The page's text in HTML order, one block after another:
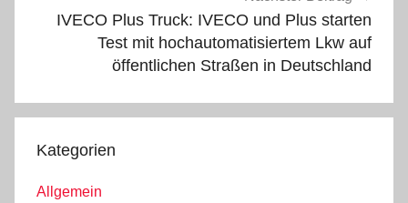
IVECO Plus Truck: IVECO und Plus starten
Test mit hochautomatisiertem Lkw auf
öffentlichen Straßen in Deutschland
Kategorien
Allgemein